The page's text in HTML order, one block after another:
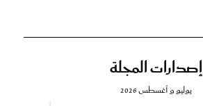
إصدارات المجلة
يوليو و أغسطس 2026